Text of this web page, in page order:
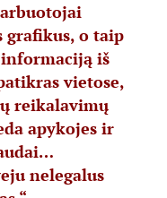
o taip
iš
vietose,
reikalavimų
apykojes ir
nelegalus